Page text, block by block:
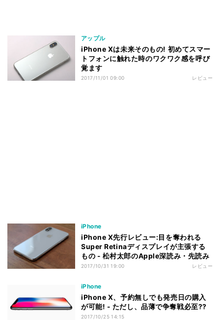
アップル
iPhone Xは未来そのもの! 初めてスマー
トフォンに触れた時のワクワク感を呼び
覚ます
2017/11/01 09:00 レビュー
iPhone
iPhone X先行レビュー:目を奪われる
Super Retinaディスプレイが主張する
もの - 松村太郎のApple深読み・先読み
2017/10/31 19:00 レビュー
iPhone
iPhone X、予約無しでも発売日の購入
が可能! - ただし、品薄で争奪戦必至??
2017/10/25 14:15